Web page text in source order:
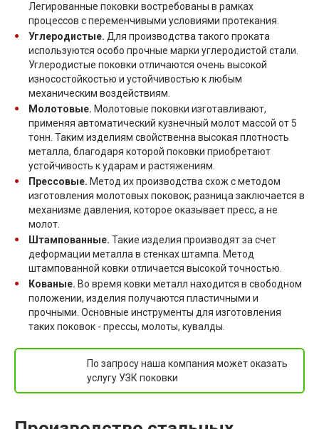
Легированные поковки востребованы в рамках
процессов с переменчивыми условиями протекания.
Углеродистые. Для производства такого проката
используются особо прочные марки углеродистой стали.
Углеродистые поковки отличаются очень высокой
износостойкостью и устойчивостью к любым
механическим воздействиям.
Молотовые. Молотовые поковки изготавливают,
применяя автоматический кузнечный молот массой от 5
тонн. Таким изделиям свойственна высокая плотность
металла, благодаря которой поковки приобретают
устойчивость к ударам и растяжениям.
Прессовые. Метод их производства схож с методом
изготовления молотовых поковок; разница заключается в
механизме давления, которое оказывает пресс, а не
молот.
Штампованные. Такие изделия производят за счет
деформации металла в стенках штампа. Метод
штампованной ковки отличается высокой точностью.
Кованые. Во время ковки металл находится в свободном
положении, изделия получаются пластичными и
прочными. Основные инструменты для изготовления
таких поковок - прессы, молоты, кувалды.
По запросу наша компания может оказать
услугу УЗК поковки